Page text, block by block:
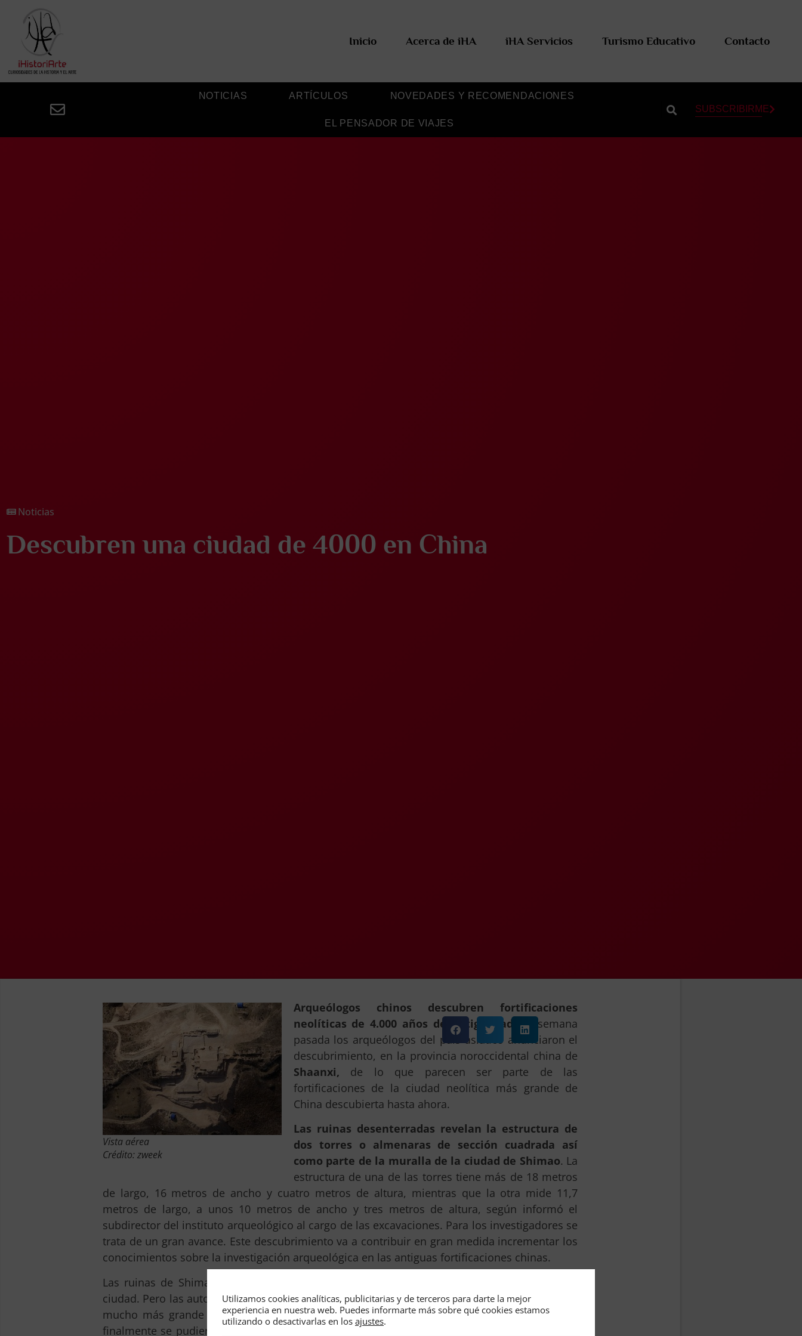
Inicio Acerca de iHA iHA Servicios Turismo Educativo Contacto
NOTICIAS ARTÍCULOS NOVEDADES Y RECOMENDACIONES
EL PENSADOR DE VIAJES
SUBSCRIBIRME
Noticias
Descubren una ciudad de 4000 en China
Vista aérea
Crédito: zweek
Arqueólogos chinos descubren fortificaciones
neolíticas de 4.000 años de antigüedad.
La semana
pasada los arqueólogos del país asiático anunciaron el
descubrimiento, en la provincia noroccidental china de
Shaanxi, de lo que parecen ser parte de las
fortificaciones de la ciudad neolítica más grande de
China descubierta hasta ahora.
Las ruinas desenterradas revelan la estructura de
dos torres o almenaras de sección cuadrada así
como parte de la muralla de la ciudad de Shimao. La
estructura de una de las torres tiene más de 18 metros
de largo, 16 metros de ancho y cuatro metros de altura, mientras que la otra mide 11,7
metros de largo, a unos 10 metros de ancho y tres metros de altura, según informó el
subdirector del instituto arqueológico al cargo de las excavaciones. Para los investigadores se
trata de un gran avance. Este descubrimiento va a contribuir en gran medida incrementar los
conocimientos sobre la investigación arqueológica en las antiguas fortificaciones chinas.
Las ruinas de Shimao se encontraron por primera vez en 1976 en forma de una pequeña
ciudad. Pero las autoridades arqueológicas identificaron las ruinas como parte de una ciudad
mucho más grande –
la más grande de su tipo desde época neolítica-. El año pasado
finalmente se pudieron establecer las medidas exactas de la antigua ciudad de china. Se ha
Utilizamos cookies analíticas, publicitarias y de terceros para darte la mejor
experiencia en nuestra web. Puedes informarte más sobre qué cookies estamos
utilizando o desactivarlas en los ajustes.